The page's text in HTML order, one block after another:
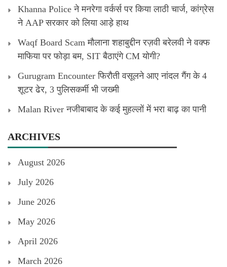
Khanna Police ने मनरेगा वर्कर्स पर किया लाठी चार्ज, कांग्रेस
ने AAP सरकार को लिया आड़े हाथ
Waqf Board Scam मौलाना शहाबुद्दीन रज़वी बरेलवी ने वक्फ
माफिया पर फोड़ा बम, SIT बैठाएंगे CM योगी?
Gurugram Encounter फिरौती वसूलने आए नांदल गैंग के 4
शूटर ढेर, 3 पुलिसकर्मी भी जख्मी
Malan River नजीबाबाद के कई मुहल्लों में भरा बाढ़ का पानी
ARCHIVES
August 2026
July 2026
June 2026
May 2026
April 2026
March 2026